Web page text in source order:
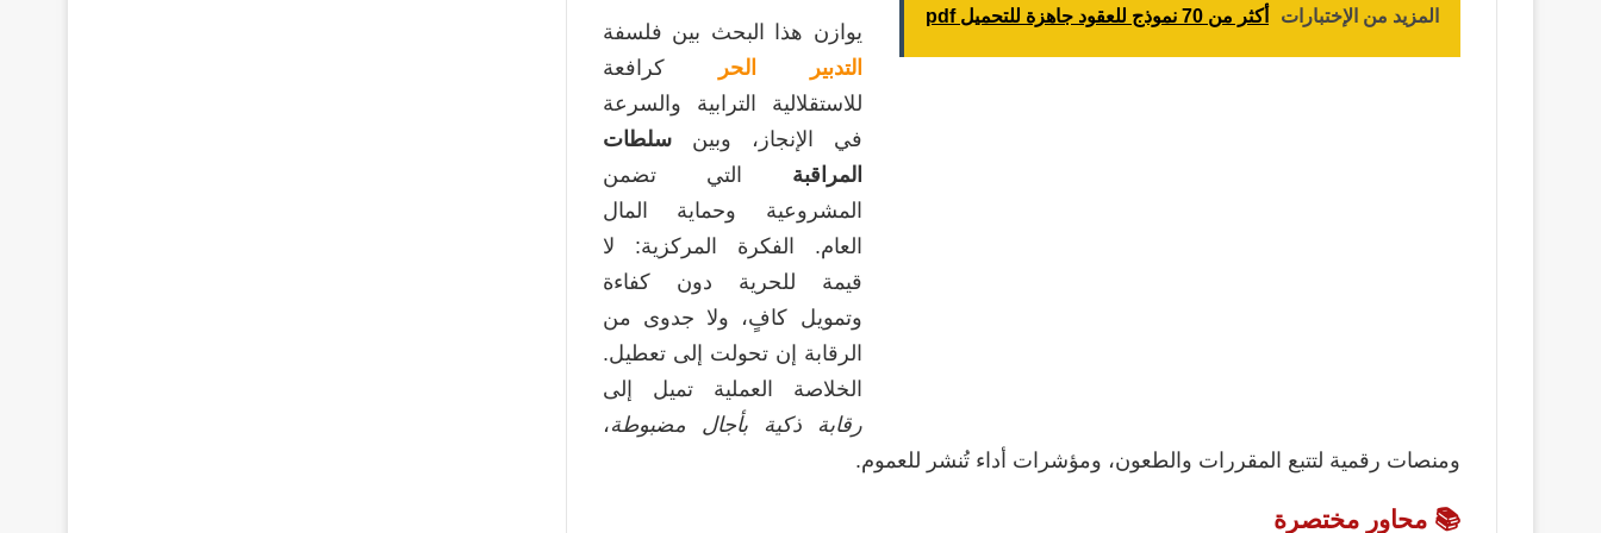
المزيد من الإختبارات أكثر من 70 نموذج للعقود جاهزة للتحميل pdf
يوازن هذا البحث بين فلسفة
التدبير الحر
كرافعة
للاستقلالية الترابية والسرعة
في الإنجاز، وبين سلطات
المراقبة التي تضمن
المشروعية وحماية المال
العام. الفكرة المركزية: لا
قيمة للحرية دون كفاءة
وتمويل كافٍ، ولا جدوى من
الرقابة إن تحولت إلى تعطيل.
الخلاصة العملية تميل إلى
رقابة ذكية بأجال مضبوطة،
ومنصات رقمية لتتبع المقررات والطعون، ومؤشرات أداء تُنشر للعموم.
📚 محاور مختصرة